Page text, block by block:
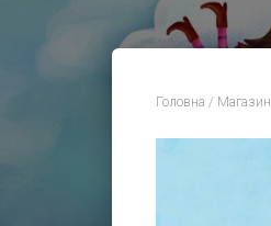
Головна / Магазин